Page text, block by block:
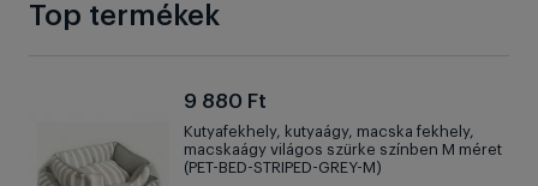
Top termékek
9 880 Ft
Kutyafekhely, kutyaágy, macska fekhely,
macskaágy világos szürke színben M méret
(PET-BED-STRIPED-GREY-M)